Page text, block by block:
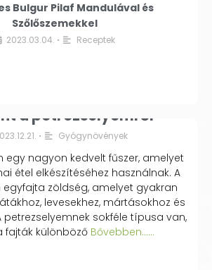
Bulgur Pilaf Mandulával és
Szőlőszemekkel
2023.03.04. • Receptek
a petrezselyemről
• Gyógynövények
egy nagyon kedvelt fűszer, amelyet
étel elkészítéséhez használnak. A
egyfajta zöldség, amelyet gyakran
levesekhez, mártásokhoz és
petrezselyemnek sokféle típusa van,
fajták különbözőBővebben...…